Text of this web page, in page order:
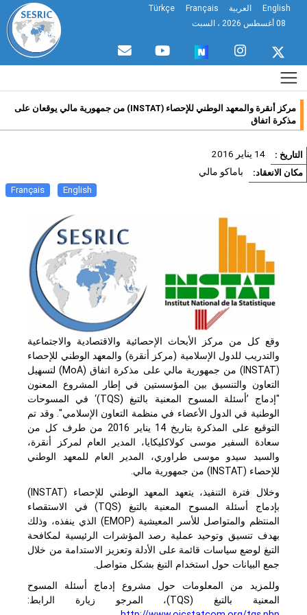
English العربية Français
Türkçe
مركز أنقرة والمعهد الوطني للإحصاء (INSTAT) من جمهورية مالي يوقعان على
مذكرة اتفاق
: 14 يناير 2016
الانعقاد: باماكو مالي
English
Français
وقع كل من مركز الأبحاث الإحصائية والاقتصادية والاجتماعية
والتدريب للدول الإسلامية (مركز أنقرة) والمعهد الوطني للإحصاء
(INSTAT)من جمهورية مالي على مذكرة اتفاق (MoA) لتسهيل
التعاون والتنسيق بين المؤسستين في إطار المشروع المعنون
"إدماج ’أسئلة المسوح المعنية بالتبغ (TQS)‘ في المسوحات
الوطنية في الدول الأعضاء في منظمة التعاون الإسلامي". وقد تم
التوقيع على المذكرة بتاريخ 14 يناير 2016 من طرف كل من
سعادة السفير موسى كولاكليكايا، المدير العام لمركز أنقرة،
والسيد سيدو موسى طراوري، المدير العام للمعهد الوطني
للإحصاء(INSTAT)من جمهورية مالي.
وخلال فترة التنفيذ، يتعهد المعهد الوطني للإحصاء(INSTAT)
بإدماج أسئلة المسوح المعنية بالتبغ ( TQS) في الاستقصاء
المنتظم والمتواصل للأسر المعيشية(EMOP)الذي ينفذه، وذلك
بهدف تنسيق وتوحيد عملية رصد المؤشرات الرئيسية لمكافحة
التبغ لوضع سياسات قائمة على الأدلة وتعزيز الاستدامة من خلال
جمع البيانات حول استخدام التبغ بشكل متواصل.
وللمزيد من المعلومات حول مشروع إدماج أسئلة المسوح
المعنية بالتبغ (
TQS)، المرجو زيارة الرابط: